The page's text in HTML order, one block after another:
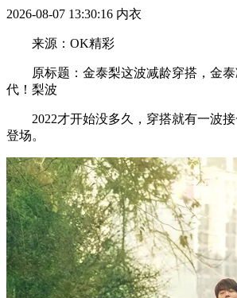
2026-08-07 13:30:16 内衣
来源：OK精彩
原标题：金泰梨这波减龄穿搭，金泰
代！梨波
2022才开始没多久，穿搭就有一波接
登场。